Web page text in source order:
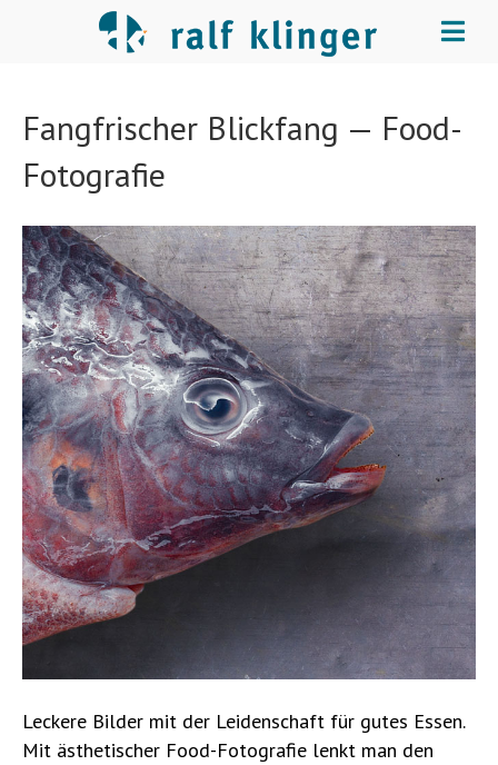
Fangfrischer Blickfang — Food-
Fotografie
Leckere Bilder mit der Leidenschaft für gutes Essen.
Mit ästhetischer Food-Fotografie lenkt man den